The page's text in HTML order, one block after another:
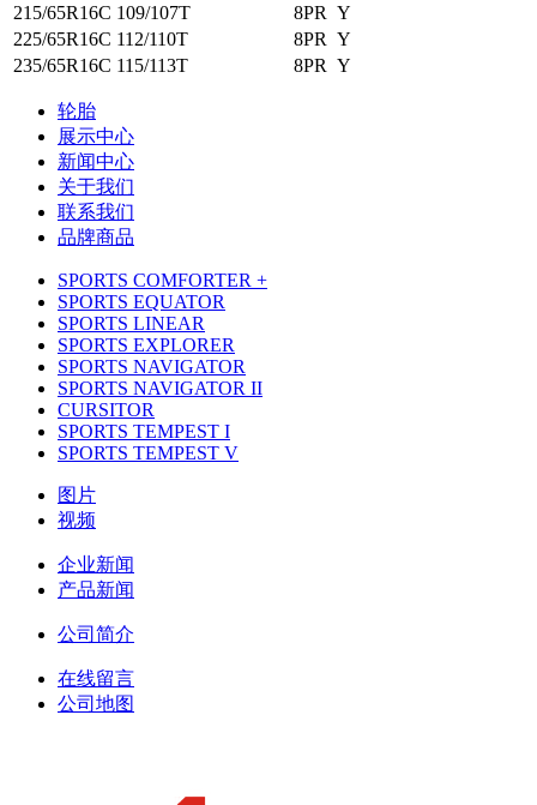
215/65R16C 109/107T 8PR Y
225/65R16C 112/110T 8PR Y
235/65R16C 115/113T 8PR Y
轮胎
展示中心
新闻中心
关于我们
联系我们
品牌商品
SPORTS COMFORTER +
SPORTS EQUATOR
SPORTS LINEAR
SPORTS EXPLORER
SPORTS NAVIGATOR
SPORTS NAVIGATOR II
CURSITOR
SPORTS TEMPEST I
SPORTS TEMPEST V
图片
视频
企业新闻
产品新闻
公司简介
在线留言
公司地图